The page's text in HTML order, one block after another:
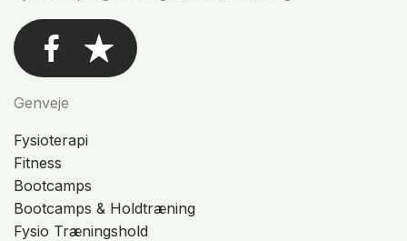
Genveje
Fysioterapi
Fitness
Bootcamps
Bootcamps & Holdtræning
Fysio Træningshold